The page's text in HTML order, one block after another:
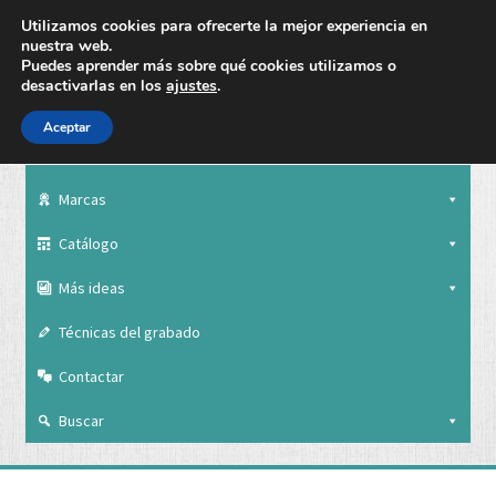
Marcas
Catálogo
Más ideas
Técnicas del grabado
Contactar
Buscar
Nuestra empresa
Utilizamos cookies para ofrecerte la mejor experiencia en
nuestra web.
Puedes aprender más sobre qué cookies utilizamos o
desactivarlas en los ajustes.
Aceptar